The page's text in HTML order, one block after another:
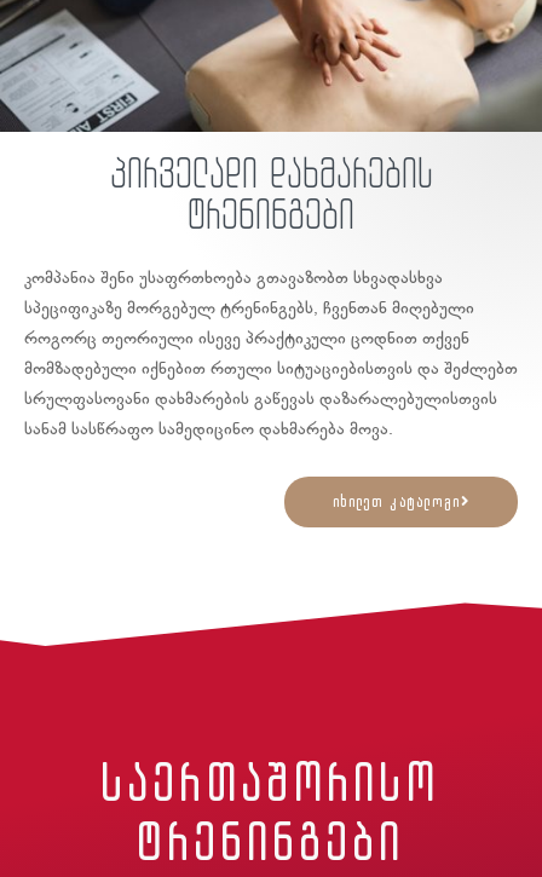
პირველადი დახმარების
ტრენინგები
კომპანია შენი უსაფრთხოება გთავაზობთ სხვადასხვა
სპეციფიკაზე მორგებულ ტრენინგებს, ჩვენთან მიღებული
როგორც თეორიული ისევე პრაქტიკული ცოდნით თქვენ
მომზადებული იქნებით რთული სიტუაციებისთვის და შეძლებთ
სრულფასოვანი დახმარების გაწევას დაზარალებულისთვის
სანამ სასწრაფო სამედიცინო დახმარება მოვა.
იხილეთ კატალოგი
საერთაშორისო
ტრენინგები